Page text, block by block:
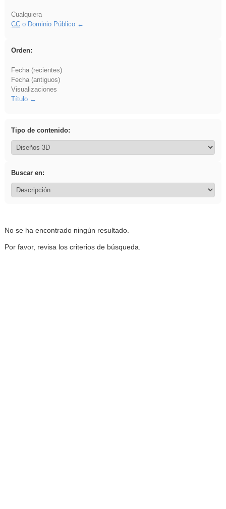
Cualquiera
CCo Dominio Público
Orden:
Fecha (recientes)
Fecha (antiguos)
Visualizaciones
Título
Tipo de contenido:
Buscar en:
No se ha encontrado ningún resultado.
Por favor, revisa los criterios de búsqueda.